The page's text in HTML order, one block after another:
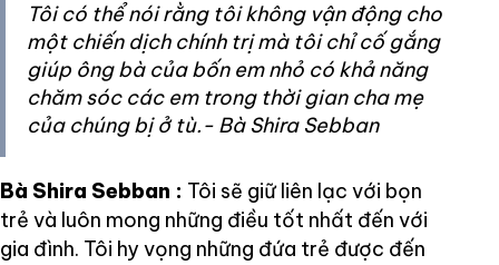
Tôi có thể nói rằng tôi không vận động cho
một chiến dịch chính trị mà tôi chỉ cố gắng
giúp ông bà của bốn em nhỏ có khả năng
chăm sóc các em trong thời gian cha mẹ
của chúng bị ở tù.- Bà Shira Sebban
Bà Shira Sebban : Tôi sẽ giữ liên lạc với bọn
trẻ và luôn mong những điều tốt nhất đến với
gia đình. Tôi hy vọng những đứa trẻ được đến